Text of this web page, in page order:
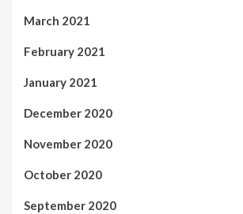
March 2021
February 2021
January 2021
December 2020
November 2020
October 2020
September 2020